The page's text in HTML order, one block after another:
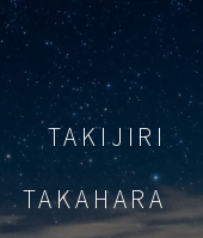
TAKIJIRI
TAKAHARA